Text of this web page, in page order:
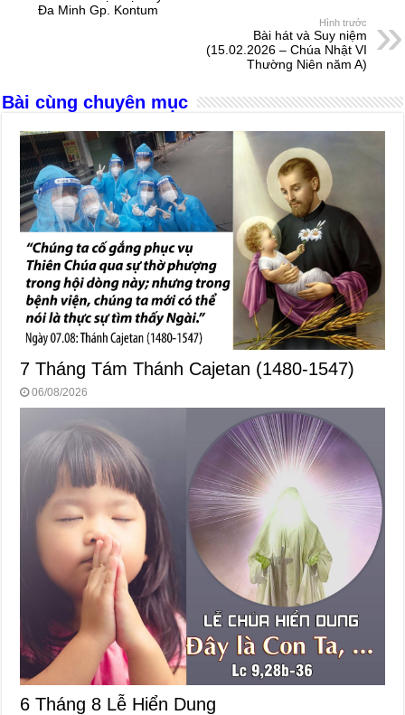
o
g
p
Đa Minh Gp. Kontum
Hình trước
Bài hát và Suy niệm
(15.02.2026 – Chúa Nhật VI
Thường Niên năm A)
Bài cùng chuyên mục
7 Tháng Tám Thánh Cajetan (1480-1547)
06/08/2026
6 Tháng 8 Lễ Hiển Dung